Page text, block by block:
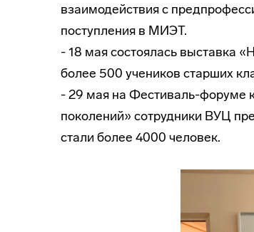
взаимодействия с
поступления в МИЭТ.
- 18 мая состоялась выставка
более 500 учеников старших
- 29 мая на Фестиваль-форуме
поколений» сотрудники ВУЦ
стали более 4000 человек.